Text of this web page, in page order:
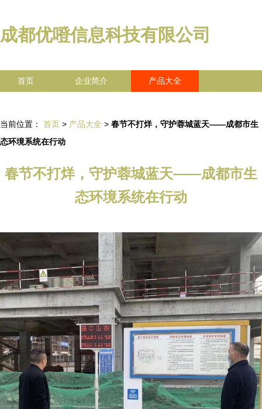
成都优噔信息科技有限公司
首页 企业简介 产品大全
当前位置： 首页 > 产品大全 > 春节不打烊，守护蓉城蓝天——成都市生
态环境系统在行动
春节不打烊，守护蓉城蓝天——成都市生
态环境系统在行动